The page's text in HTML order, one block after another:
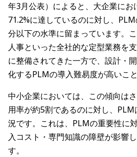
年3月公表）によると、大企業にお
71.2%に達しているのに対し、
分以下の水準に留まっています。
人事といった全社的な定型業務を
に整備されてきた一方で、設計・
化するPLMの導入難易度が高いこ
中小企業においては、この傾向は
用率が約5割であるのに対し、
況です。これは、PLMの重要性に
入コスト・専門知識の障壁が影響
す。